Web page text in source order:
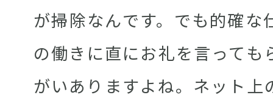
が掃除なんです。でも的確な
の働きに直にお礼を言っても
がいありますよね。ネット上